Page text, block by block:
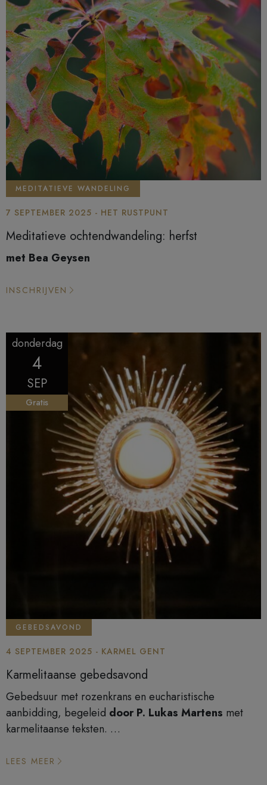
MEDITATIEVE WANDELING
7 SEPTEMBER 2025 - HET RUSTPUNT
Meditatieve ochtendwandeling: herfst
met Bea Geysen
INSCHRIJVEN
donderdag
4
SEP
Gratis
GEBEDSAVOND
4 SEPTEMBER 2025 - KARMEL GENT
Karmelitaanse gebedsavond
Gebedsuur met rozenkrans en eucharistische
aanbidding, begeleid door P. Lukas Martens met
karmelitaanse teksten.
Eerste donderdag van de maand van 19u00 tot 20u15.
LEES MEER